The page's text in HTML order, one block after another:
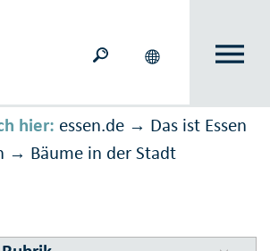
hier: essen.de → Das ist Essen
→ Bäume in der Stadt